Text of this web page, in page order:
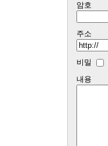
암호
주소
비밀
내용